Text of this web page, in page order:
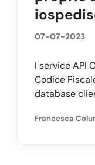
07-07-2023
I service API
Codice
database
Francesca